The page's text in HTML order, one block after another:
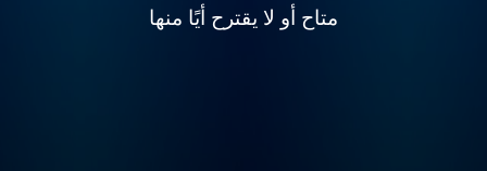
متاح أو لا يقترح أيًا منها